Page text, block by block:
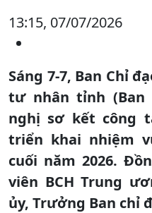
13:15, 07/07/2026
Sáng 7-7, Ban Chỉ
tư nhân tỉnh (Ban
nghị sơ kết công
triển khai nhiệm
cuối năm 2026.
viên BCH Trung
ủy, Trưởng Ban chỉ